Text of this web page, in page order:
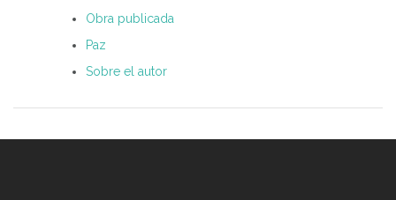
Obra publicada
Paz
Sobre el autor